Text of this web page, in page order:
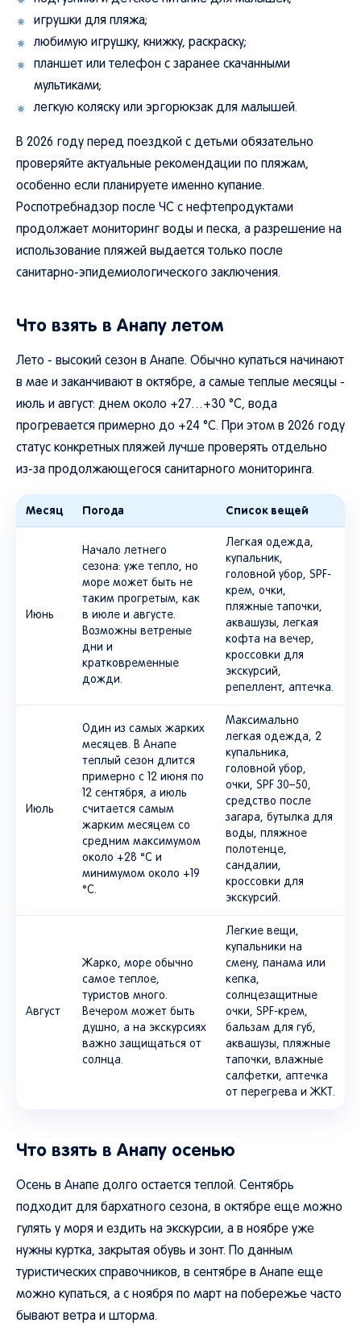
игрушки для пляжа;
любимую игрушку, книжку, раскраску;
планшет или телефон с заранее скачанными
мультиками;
легкую коляску или эргорюкзак для малышей.
В 2026 году перед поездкой с детьми обязательно
проверяйте актуальные рекомендации по пляжам,
особенно если планируете именно купание.
Роспотребнадзор после ЧС с нефтепродуктами
продолжает мониторинг воды и песка, а разрешение на
использование пляжей выдается только после
санитарно-эпидемиологического заключения.
Что взять в Анапу летом
Лето - высокий сезон в Анапе. Обычно купаться начинают
в мае и заканчивают в октябре, а самые теплые месяцы -
июль и август: днем около +27…+30 °C, вода
прогревается примерно до +24 °C. При этом в 2026 году
статус конкретных пляжей лучше проверять отдельно
из-за продолжающегося санитарного мониторинга.
Месяц Погода Список вещей
Июнь
Начало летнего
сезона: уже тепло, но
море может быть не
таким прогретым, как
в июле и августе.
Возможны ветреные
дни и
кратковременные
дожди.
Легкая одежда,
купальник,
головной убор, SPF-
крем, очки,
пляжные тапочки,
аквашузы, легкая
кофта на вечер,
кроссовки для
экскурсий,
репеллент, аптечка.
Июль
Один из самых жарких
месяцев. В Анапе
теплый сезон длится
примерно с 12 июня по
12 сентября, а июль
считается самым
жарким месяцем со
средним максимумом
около +28 °C и
минимумом около +19
°C.
Максимально
легкая одежда, 2
купальника,
головной убор,
очки, SPF 30–50,
средство после
загара, бутылка для
воды, пляжное
полотенце,
сандалии,
кроссовки для
экскурсий.
Август
Жарко, море обычно
самое теплое,
туристов много.
Вечером может быть
душно, а на экскурсиях
важно защищаться от
солнца.
Легкие вещи,
купальники на
смену, панама или
кепка,
солнцезащитные
очки, SPF-крем,
бальзам для губ,
аквашузы, пляжные
тапочки, влажные
салфетки, аптечка
от перегрева и ЖКТ.
Что взять в Анапу осенью
Осень в Анапе долго остается теплой. Сентябрь
подходит для бархатного сезона, в октябре еще можно
гулять у моря и ездить на экскурсии, а в ноябре уже
нужны куртка, закрытая обувь и зонт. По данным
туристических справочников, в сентябре в Анапе еще
можно купаться, а с ноября по март на побережье часто
бывают ветра и шторма.